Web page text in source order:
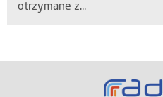
otrzymane z...